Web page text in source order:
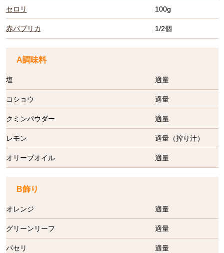
セロリ 100g
赤パプリカ 1/2個
A調味料
塩 適量
コショウ 適量
クミンパウダー 適量
レモン 適量（搾り汁）
オリーブオイル 適量
B飾り
オレンジ 適量
グリーンリーフ 適量
パセリ 適量